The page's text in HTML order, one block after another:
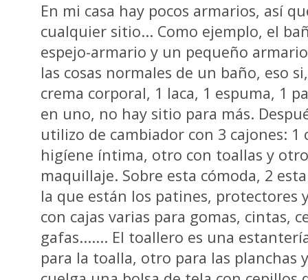
En mi casa hay pocos armarios, así
cualquier sitio... Como ejemplo, el
espejo-armario y un pequeño
las cosas normales de un baño, eso
crema corporal, 1 laca, 1 espuma, 1
en uno, no hay sitio para más.
utilizo de cambiador con 3 cajones:
higíene íntima, otro con toallas y
maquillaje. Sobre esta cómoda, 2
la que están los patines, protectores
con cajas varias para gomas, cintas,
gafas....... El toallero es una
para la toalla, otro para las planchas